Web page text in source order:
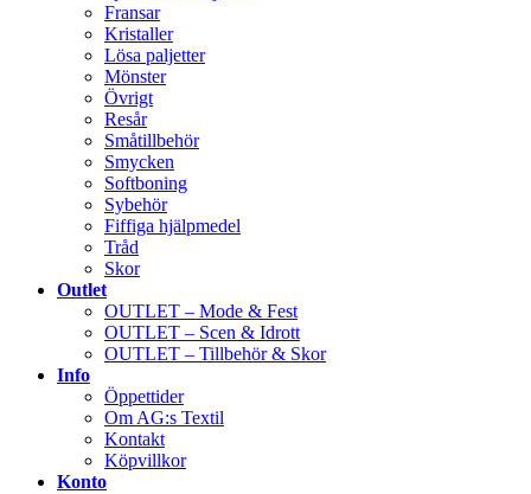
Fransar
Kristaller
Lösa paljetter
Mönster
Övrigt
Resår
Småtillbehör
Smycken
Softboning
Sybehör
Fiffiga hjälpmedel
Tråd
Skor
Outlet
OUTLET – Mode & Fest
OUTLET – Scen & Idrott
OUTLET – Tillbehör & Skor
Info
Öppettider
Om AG:s Textil
Kontakt
Köpvillkor
Konto